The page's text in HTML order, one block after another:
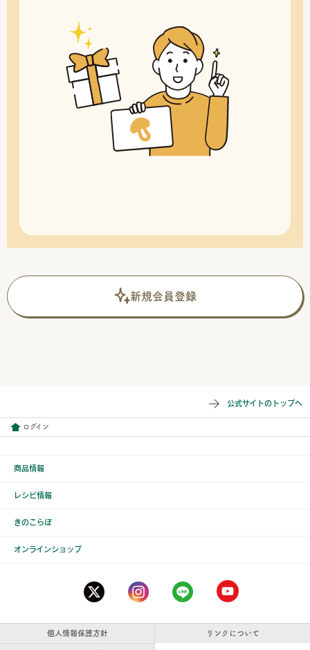
新規会員登録
公式サイトのトップへ
ログイン
商品情報
レシピ情報
きのこらぼ
オンラインショップ
個人情報保護方針 リンクについて